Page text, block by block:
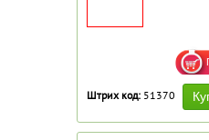
Штрих код: 51370